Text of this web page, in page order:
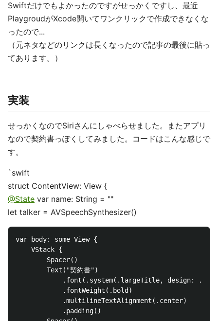
Swiftだけでもよかったのですがせっかくですし、最近
PlaygroudがXcode開いてワンクリックで作成できなくな
ったので...
（元ネタなどのリンクは長くなったので記事の最後に貼っ
てあります。）
実装
せっかくなのでSiriさんにしゃべらせました。またアプリ
なので契約書っぽくしてみました。コードはこんな感じで
す。
`swift
struct ContentView: View {
@State var name: String = ""
let talker = AVSpeechSynthesizer()
var body: some View {
    VStack {
        Spacer()
        Text("契約書")
.font(.system(.largeTitle, design:
            .fontWeight(.bold)
            .multilineTextAlignment(.center)
            .padding()